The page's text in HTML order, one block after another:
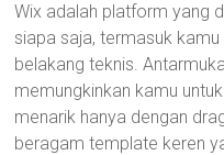
Wix adalah platform yang
siapa saja, termasuk
belakang teknis.
memungkinkan kamu
menarik hanya dengan
beragam template keren